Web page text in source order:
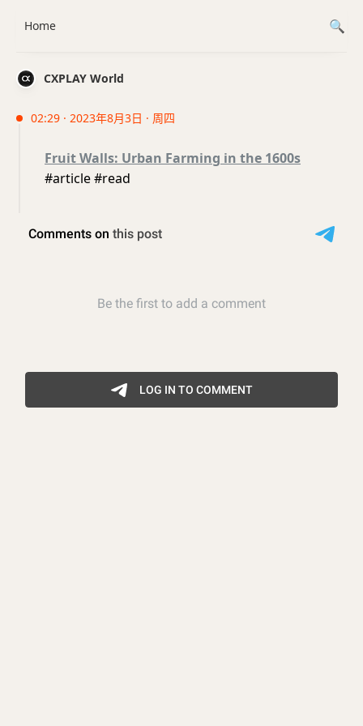
CXPLAY World
02:29 · 2023年8月3日 · 周四
Fruit Walls: Urban Farming in the 1600s
#article #read
Home